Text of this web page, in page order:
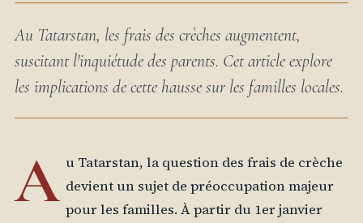
Au Tatarstan, les frais des crèches augmentent,
suscitant l'inquiétude des parents. Cet article explore
les implications de cette hausse sur les familles locales.
A u Tatarstan, la question des frais de crèche
devient un sujet de préoccupation majeur
pour les familles. À partir du 1er janvier